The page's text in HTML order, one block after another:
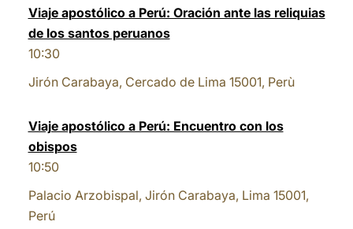
Viaje apostólico a Perú: Oración ante las reliquias
de los santos peruanos
10:30
Jirón Carabaya, Cercado de Lima 15001, Perù
Viaje apostólico a Perú: Encuentro con los
obispos
10:50
Palacio Arzobispal, Jirón Carabaya, Lima 15001,
Perú